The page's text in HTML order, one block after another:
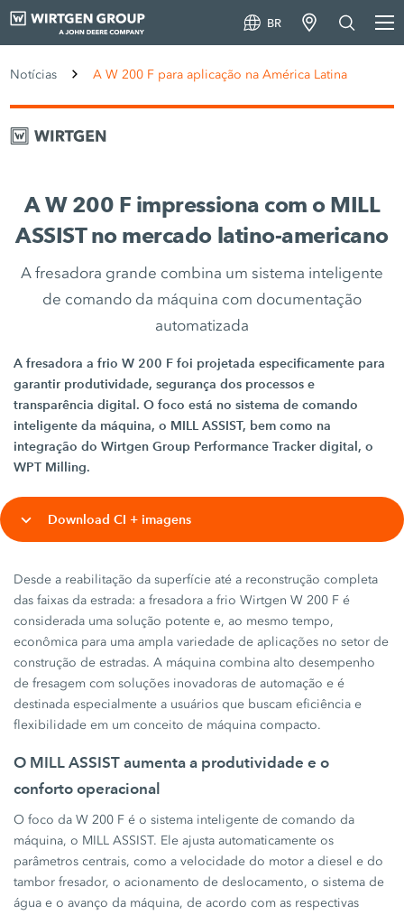
BR
Notícias A W 200 F para aplicação na América Latina
A W 200 F impressiona com o MILL
ASSIST no mercado latino-americano
A fresadora grande combina um sistema inteligente
de comando da máquina com documentação
automatizada
A fresadora a frio W 200 F foi projetada especificamente para
garantir produtividade, segurança dos processos e
transparência digital. O foco está no sistema de comando
inteligente da máquina, o MILL ASSIST, bem como na
integração do Wirtgen Group Performance Tracker digital, o
WPT Milling.
Download CI + imagens
Desde a reabilitação da superfície até a reconstrução completa
das faixas da estrada: a fresadora a frio Wirtgen W 200 F é
considerada uma solução potente e, ao mesmo tempo,
econômica para uma ampla variedade de aplicações no setor de
construção de estradas. A máquina combina alto desempenho
de fresagem com soluções inovadoras de automação e é
destinada especialmente a usuários que buscam eficiência e
flexibilidade em um conceito de máquina compacto.
O MILL ASSIST aumenta a produtividade e o
conforto operacional
O foco da W 200 F é o sistema inteligente de comando da
máquina, o MILL ASSIST. Ele ajusta automaticamente os
parâmetros centrais, como a velocidade do motor a diesel e do
tambor fresador, o acionamento de deslocamento, o sistema de
água e o avanço da máquina, de acordo com as respectivas